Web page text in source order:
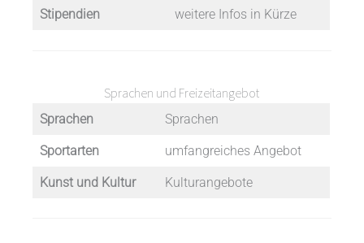
Stipendien weitere Infos in Kürze
Sprachen und Freizeitangebot
Sprachen Sprachen
Sportarten umfangreiches Angebot
Kunst und Kultur Kulturangebote